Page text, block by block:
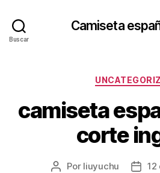
Buscar
Camiseta
camiseta
corte
Autor
Por liuyuchu 12